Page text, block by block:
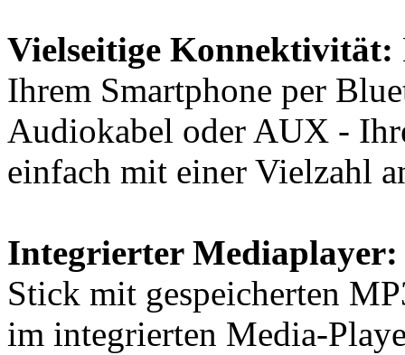
Vielseitige Konnektivität:
Ihrem Smartphone per
Audiokabel oder AUX -
einfach mit einer Vielzahl
Integrierter Mediaplayer:
Stick mit gespeicherten
im integrierten Media-